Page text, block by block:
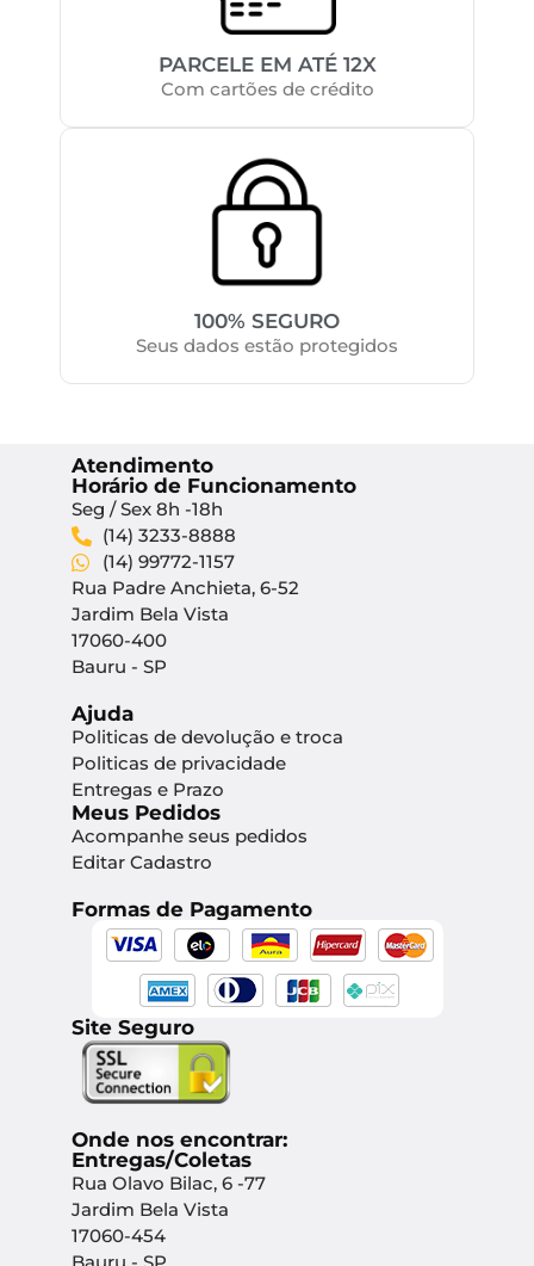
PARCELE EM ATÉ 12X
Com cartões de crédito
100% SEGURO
Seus dados estão protegidos
Atendimento
Horário de Funcionamento
Seg / Sex 8h -18h
(14) 3233-8888
(14) 99772-1157
Rua Padre Anchieta, 6-52
Jardim Bela Vista
17060-400
Bauru - SP
Ajuda
Politicas de devolução e troca
Politicas de privacidade
Entregas e Prazo
Meus Pedidos
Acompanhe seus pedidos
Editar Cadastro
Formas de Pagamento
Site Seguro
Onde nos encontrar:
Entregas/Coletas
Rua Olavo Bilac, 6 -77
Jardim Bela Vista
17060-454